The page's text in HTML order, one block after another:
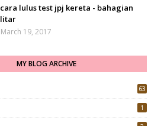
cara lulus test jpj kereta - bahagian
litar
March 19, 2017
MY BLOG ARCHIVE
63
1